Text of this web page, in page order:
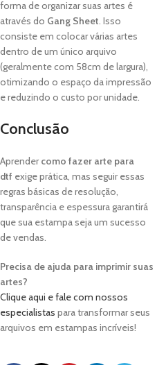
forma de organizar suas artes é
através do Gang Sheet. Isso
consiste em colocar várias artes
dentro de um único arquivo
(geralmente com 58cm de largura),
otimizando o espaço da impressão
e reduzindo o custo por unidade.
Conclusão
Aprendercomo fazer arte para
dtf exige prática, mas seguir essas
regras básicas de resolução,
transparência e espessura garantirá
que sua estampa seja um sucesso
de vendas.
Precisa de ajuda para imprimir suas
artes?
Clique aqui e fale com nossos
especialistas para transformar seus
arquivos em estampas incríveis!